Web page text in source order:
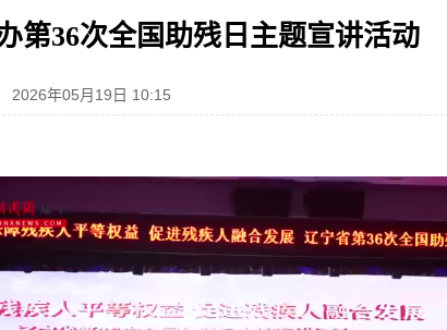
第36次全国助残日主题宣讲活动
2026年05月19日 10:15